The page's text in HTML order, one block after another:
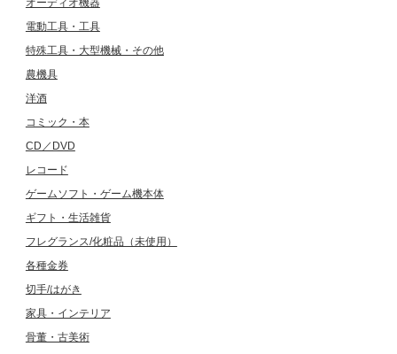
オーディオ機器
電動工具・工具
特殊工具・大型機械・その他
農機具
洋酒
コミック・本
CD／DVD
レコード
ゲームソフト・ゲーム機本体
ギフト・生活雑貨
フレグランス/化粧品（未使用）
各種金券
切手/はがき
家具・インテリア
骨董・古美術